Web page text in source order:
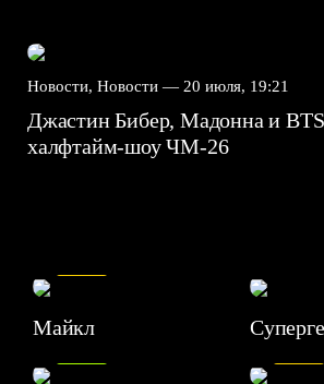
Новости, Новости — 20 июля, 19:21
Джастин Бибер, Мадонна и
халфтайм-шоу ЧМ-26
Майкл
7.1